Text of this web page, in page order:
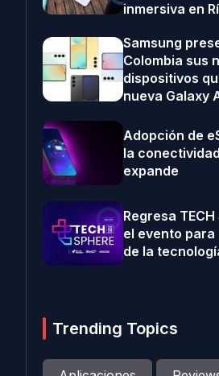
inmersiva en
Samsung
Colombia sus
dispositivos
nueva Galaxy
Adopción de
la
expande
Regresa TECH
el evento
de la
Trending Topics